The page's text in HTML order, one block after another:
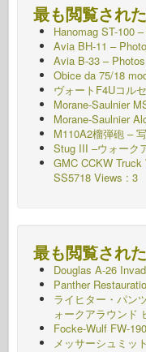
最も閲覧され
Hanomag ST-100
Avia BH-11 –
Avia B-33 –
Obice da 75/18
ヴォートF4Uコル
Morane-Saulnier
Morane-Saulnier
M110A2榴弾砲 –
Stug III –ウォーク
GMC CCKW
SS5718 Views : 3
最も閲覧され
Douglas A-26
Panther
ライヒター・パン
ォークアラウンド
Focke-Wulf FW-
メッサーシュミッ